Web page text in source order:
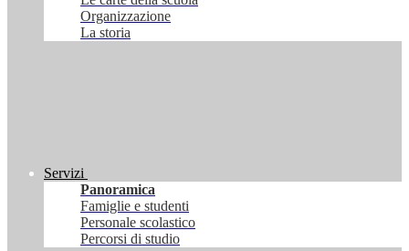
Organizzazione
La storia
Servizi
Panoramica
Famiglie e studenti
Personale scolastico
Percorsi di studio